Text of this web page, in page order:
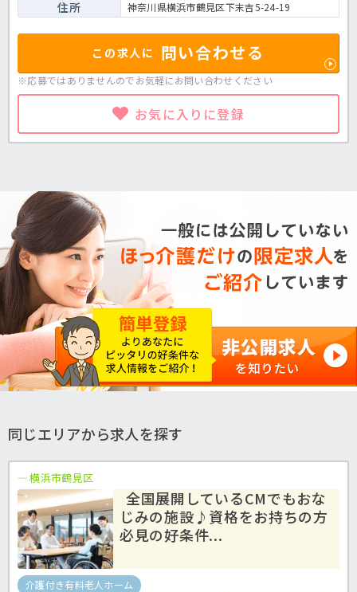
住所 神奈川県横浜市鶴見区下末吉5-24-19
この求人に 問い合わせる
※応募ではありませんのでお気軽にお問い合わせください
お気に入りに登録
同じエリアから求人を探す
横浜市鶴見区
全国展開しているCMでもおな
じみの施設♪資格をお持ちの方
必見の好条件...
介護付き有料老人ホーム